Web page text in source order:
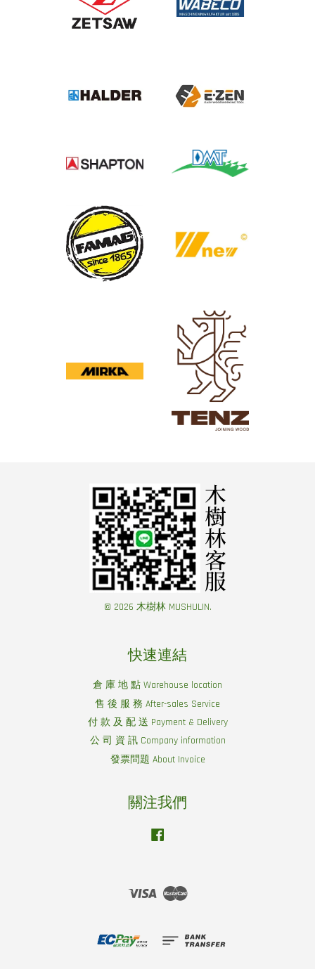
© 2026 木樹林 MUSHULIN.
快速連結
倉 庫 地 點 Warehouse location
售 後 服 務 After-sales Service
付 款 及 配 送 Payment & Delivery
公 司 資 訊 Company information
發票問題 About Invoice
關注我們
Visa Master